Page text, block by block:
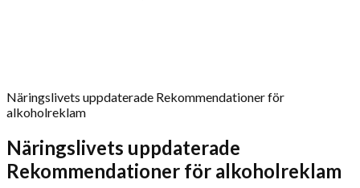
Näringslivets uppdaterade Rekommendationer för
alkoholreklam
Näringslivets uppdaterade
Rekommendationer för alkoholreklam